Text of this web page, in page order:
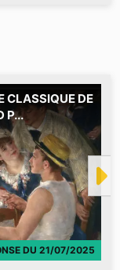
CLASSIQUE DE
P...
DU 21/07/2025